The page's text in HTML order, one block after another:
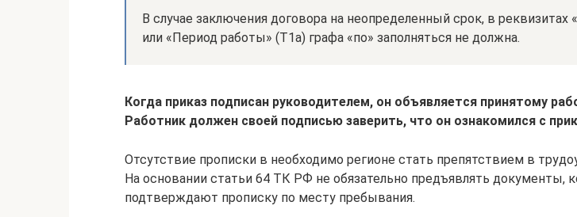
В случае заключения договора на неопределенный срок, в реквизитах
или «Период работы» (Т1а) графа «по» заполняться не должна.
Когда приказ подписан руководителем, он объявляется принятому
Работник должен своей подписью заверить, что он ознакомился с
Отсутствие прописки в необходимо регионе стать препятствием в
На основании статьи 64 ТК РФ не обязательно предъявлять документы,
подтверждают прописку по месту пребывания.